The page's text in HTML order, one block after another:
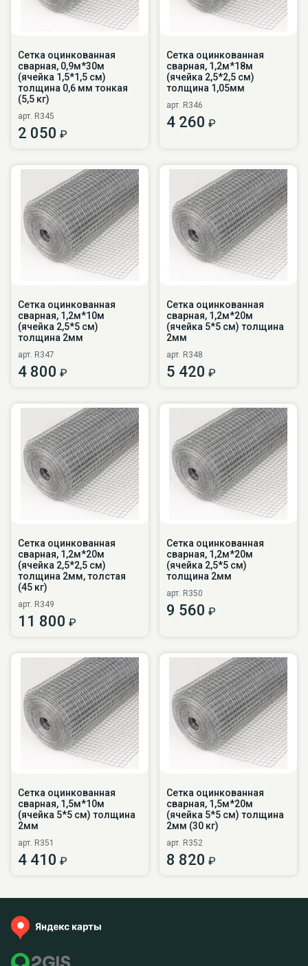
Сетка оцинкованная
сварная, 0,9м*30м
(ячейка 1,5*1,5 см)
толщина 0,6 мм тонкая
(5,5 кг)
арт. R345
2 050 ₽
Сетка оцинкованная
сварная, 1,2м*18м
(ячейка 2,5*2,5 см)
толщина 1,05мм
арт. R346
4 260 ₽
Сетка оцинкованная
сварная, 1,2м*10м
(ячейка 2,5*5 см)
толщина 2мм
арт. R347
4 800 ₽
Сетка оцинкованная
сварная, 1,2м*20м
(ячейка 5*5 см) толщина
2мм
арт. R348
5 420 ₽
Сетка оцинкованная
сварная, 1,2м*20м
(ячейка 2,5*2,5 см)
толщина 2мм, толстая
(45 кг)
арт. R349
11 800 ₽
Сетка оцинкованная
сварная, 1,2м*20м
(ячейка 2,5*5 см)
толщина 2мм
арт. R350
9 560 ₽
Сетка оцинкованная
сварная, 1,5м*10м
(ячейка 5*5 см) толщина
2мм
арт. R351
4 410 ₽
Сетка оцинкованная
сварная, 1,5м*20м
(ячейка 5*5 см) толщина
2мм (30 кг)
арт. R352
8 820 ₽